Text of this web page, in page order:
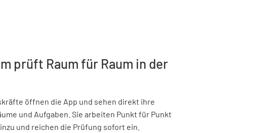
prüft Raum für Raum in der
öffnen die App und sehen direkt ihre
und Aufgaben. Sie arbeiten Punkt für Punkt
und reichen die Prüfung sofort ein.